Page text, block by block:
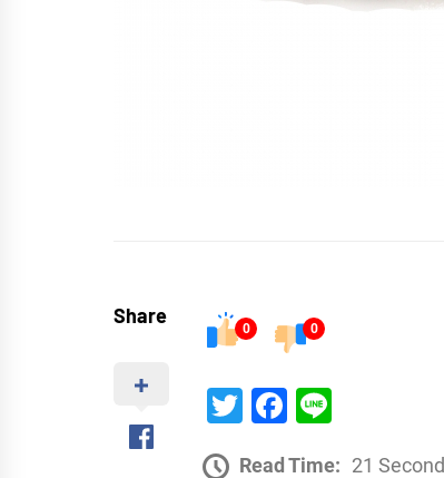
Share
0 0
TwitterFacebook
Read Time: 21 Second